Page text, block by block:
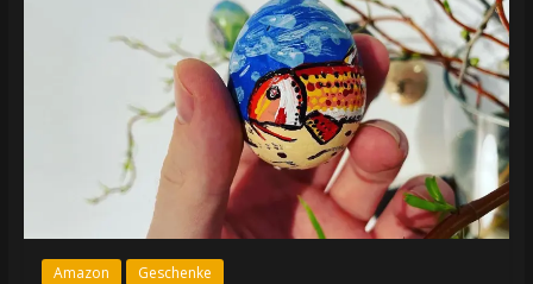
Amazon Geschenke